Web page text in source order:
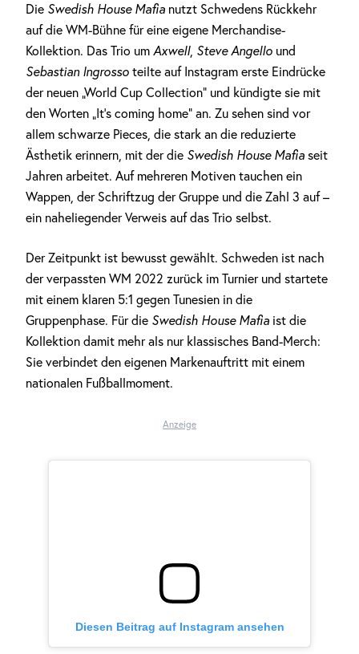
Die Swedish House Mafia nutzt Schwedens Rückkehr
auf die WM-Bühne für eine eigene Merchandise-
Kollektion. Das Trio um Axwell, Steve Angello und
Sebastian Ingrosso teilte auf Instagram erste Eindrücke
der neuen „World Cup Collection“ und kündigte sie mit
den Worten „It’s coming home“ an. Zu sehen sind vor
allem schwarze Pieces, die stark an die reduzierte
Ästhetik erinnern, mit der die Swedish House Mafia seit
Jahren arbeitet. Auf mehreren Motiven tauchen ein
Wappen, der Schriftzug der Gruppe und die Zahl 3 auf –
ein naheliegender Verweis auf das Trio selbst.
Der Zeitpunkt ist bewusst gewählt. Schweden ist nach
der verpassten WM 2022 zurück im Turnier und startete
mit einem klaren 5:1 gegen Tunesien in die
Gruppenphase. Für die Swedish House Mafia ist die
Kollektion damit mehr als nur klassisches Band-Merch:
Sie verbindet den eigenen Markenauftritt mit einem
nationalen Fußballmoment.
Anzeige
Diesen Beitrag auf Instagram ansehen